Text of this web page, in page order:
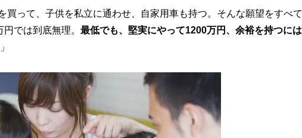
買って、子供を私立に通わせ、自家用車も持つ。そんな願望をすべて
では到底無理。 最低でも、堅実にやって1200万円、余裕を持つには